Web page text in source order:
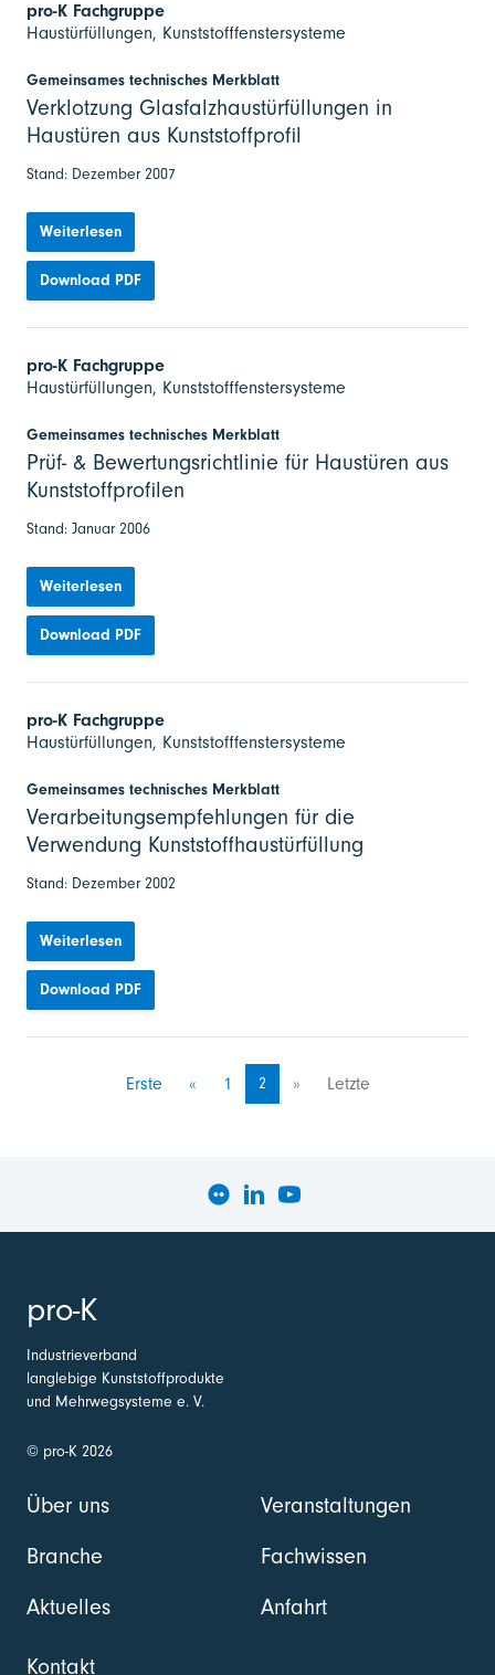
pro-K Fachgruppe
Haustürfüllungen, Kunststofffenstersysteme
Gemeinsames technisches Merkblatt
Verklotzung Glasfalzhaustürfüllungen in
Haustüren aus Kunststoffprofil
Stand: Dezember 2007
Weiterlesen
Download PDF
pro-K Fachgruppe
Haustürfüllungen, Kunststofffenstersysteme
Gemeinsames technisches Merkblatt
Prüf- & Bewertungsrichtlinie für Haustüren aus
Kunststoffprofilen
Stand: Januar 2006
Weiterlesen
Download PDF
pro-K Fachgruppe
Haustürfüllungen, Kunststofffenstersysteme
Gemeinsames technisches Merkblatt
Verarbeitungsempfehlungen für die
Verwendung Kunststoffhaustürfüllung
Stand: Dezember 2002
Weiterlesen
Download PDF
Erste « 1 2 » Letzte
pro-K
Industrieverband
langlebige Kunststoffprodukte
und Mehrwegsysteme e. V.
© pro-K 2026
Über uns
Branche
Aktuelles
Veranstaltungen
Fachwissen
Anfahrt
Kontakt